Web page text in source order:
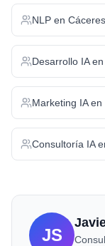
NLP en Cáceres
Desarrollo IAen
Marketing IAen
Consultoría IA
JS